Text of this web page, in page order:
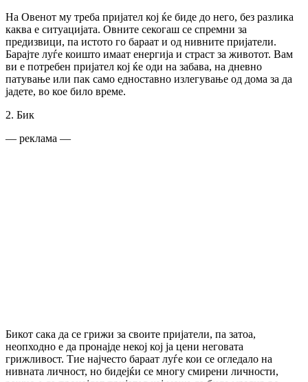
На Овенот му треба пријател кој ќе биде до него, без разлика
каква е ситуацијата. Овните секогаш се спремни за
предизвици, па истото го бараат и од нивните пријатели.
Барајте луѓе коишто имаат енергија и страст за животот. Вам
ви е потребен пријател кој ќе оди на забава, на дневно
патување или пак само едноставно излегување од дома за да
јадете, во кое било време.
2. Бик
— реклама —
Бикот сака да се грижи за своите пријатели, па затоа,
неопходно е да пронајде некој кој ја цени неговата
грижливост. Тие најчесто бараат луѓе кои се огледало на
нивната личност, но бидејќи се многу смирени личности,